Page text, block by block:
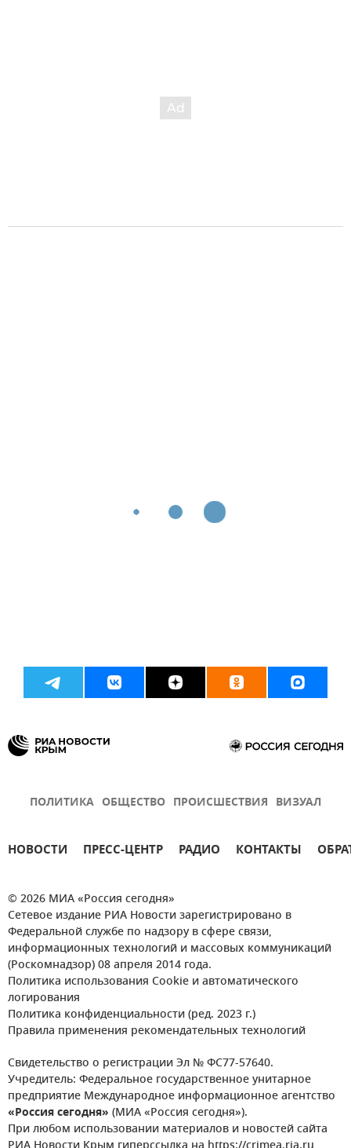
ПОЛИТИКА ОБЩЕСТВО ПРОИСШЕСТВИЯ ВИЗУАЛ
НОВОСТИ ПРЕСС-ЦЕНТР РАДИО КОНТАКТЫ
© 2026 МИА «Россия сегодня»
Сетевое издание РИА Новости зарегистрировано в
Федеральной службе по надзору в сфере связи,
информационных технологий и массовых коммуникаций
(Роскомнадзор) 08 апреля 2014 года.
Политика использования Cookie и автоматического
логирования
Политика конфиденциальности (ред. 2023 г.)
Правила применения рекомендательных технологий
Свидетельство о регистрации Эл № ФС77-57640.
Учредитель: Федеральное государственное унитарное
предприятие Международное информационное агентство
«Россия сегодня» (МИА «Россия сегодня»).
При любом использовании материалов и новостей сайта